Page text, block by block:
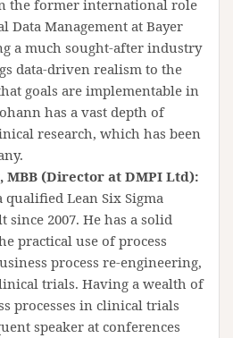
the former international role
Data Management at Bayer
a much sought-after industry
data-driven realism to the
goals are implementable in
has a vast depth of
research, which has been
(Director at DMPI Ltd):
qualified Lean Six Sigma
since 2007. He has a solid
practical use of process
process re-engineering,
trials. Having a wealth of
processes in clinical trials
speaker at conferences